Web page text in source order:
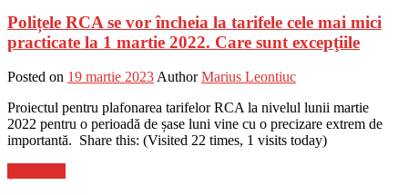
Polițele RCA se vor încheia la tarifele cele mai mici
practicate la 1 martie 2022. Care sunt excepţiile
Posted on 19 martie 2023 Author Marius Leontiuc
Proiectul pentru plafonarea tarifelor RCA la nivelul lunii martie
2022 pentru o perioadă de șase luni vine cu o precizare extrem de
importantă. Share this: (Visited 22 times, 1 visits today)